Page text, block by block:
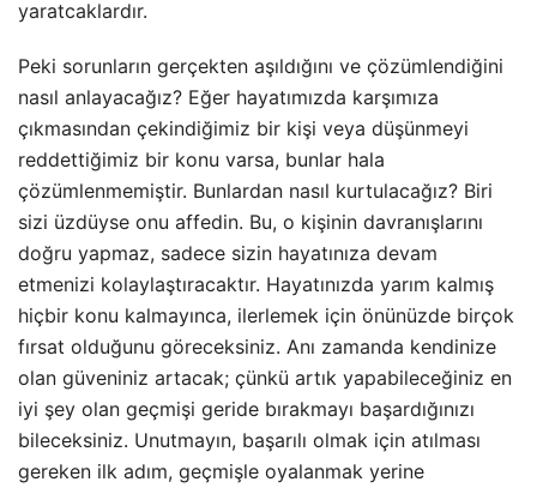
yaratcaklardır.
Peki sorunların gerçekten aşıldığını ve çözümlendiğini
nasıl anlayacağız? Eğer hayatımızda karşımıza
çıkmasından çekindiğimiz bir kişi veya düşünmeyi
reddettiğimiz bir konu varsa, bunlar hala
çözümlenmemiştir. Bunlardan nasıl kurtulacağız? Biri
sizi üzdüyse onu affedin. Bu, o kişinin davranışlarını
doğru yapmaz, sadece sizin hayatınıza devam
etmenizi kolaylaştıracaktır. Hayatınızda yarım kalmış
hiçbir konu kalmayınca, ilerlemek için önünüzde birçok
fırsat olduğunu göreceksiniz. Anı zamanda kendinize
olan güveniniz artacak; çünkü artık yapabileceğiniz en
iyi şey olan geçmişi geride bırakmayı başardığınızı
bileceksiniz. Unutmayın, başarılı olmak için atılması
gereken ilk adım, geçmişle oyalanmak yerine